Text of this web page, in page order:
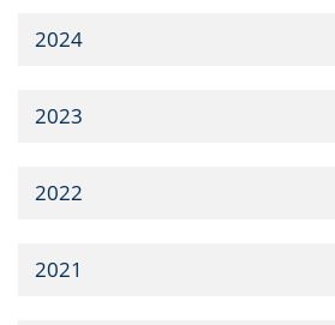
2024
2023
2022
2021